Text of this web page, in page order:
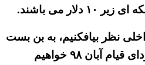
می باشند.
نظر بیافکنیم، به بن بست
های لاعلاج حاکمیت در فردای قیام آبان ۹۸ خواهیم